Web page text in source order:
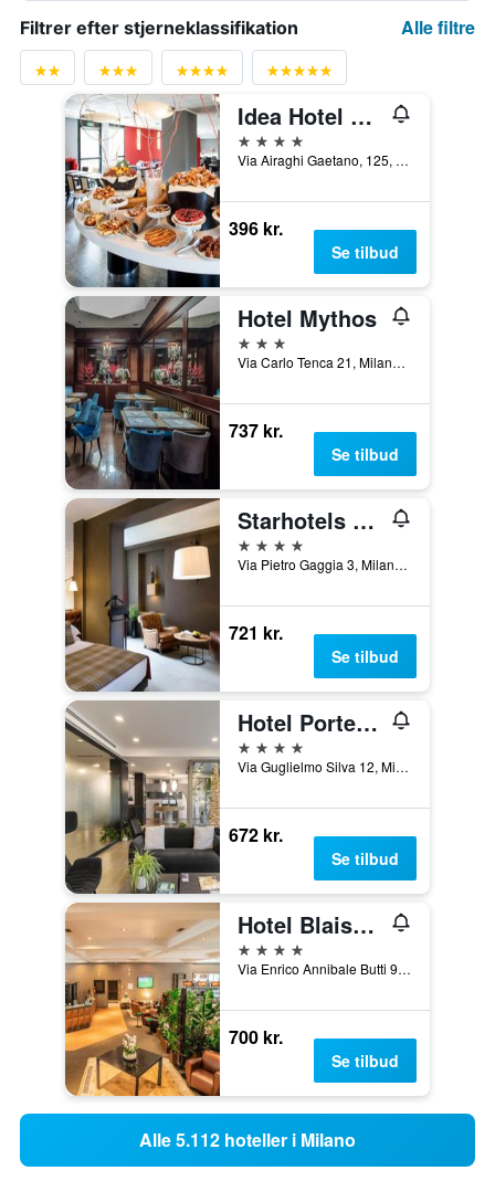
Filtrer efter stjerneklassifikation Alle filtre
Idea Hotel Milano San Siro
4 stjerner
Via Airaghi Gaetano, 125, Milano, Milano, Italien
396 kr.
Se tilbud
Hotel Mythos
3 stjerner
Via Carlo Tenca 21, Milano, Milano, Italien
737 kr.
Se tilbud
Starhotels Business Palace
4 stjerner
Via Pietro Gaggia 3, Milano, Milano, Italien
721 kr.
Se tilbud
Hotel Portello - Gruppo Mini Hotel
4 stjerner
Via Guglielmo Silva 12, Milano, Milano, Italien
672 kr.
Se tilbud
Hotel Blaise & Francis
4 stjerner
Via Enrico Annibale Butti 9, Milano, Milano, Italien
700 kr.
Se tilbud
Alle 5.112 hoteller i Milano